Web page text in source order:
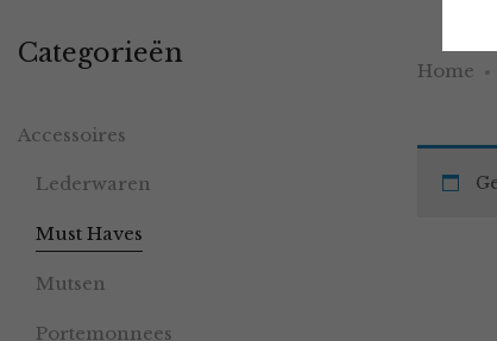
Home
Categorieën
Accessoires
Lederwaren
Must Haves
Mutsen
Portemonnees